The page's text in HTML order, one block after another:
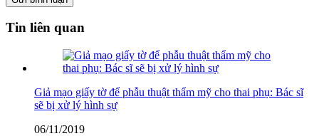
Tin liên quan
Giả mạo giấy tờ để phẫu thuật thẩm mỹ cho thai phụ: Bác sĩ
sẽ bị xử lý hình sự
06/11/2019